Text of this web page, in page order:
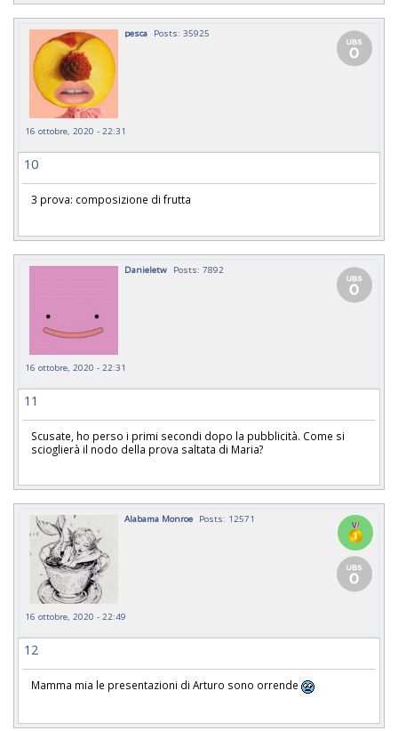
pesca Posts: 35925
16 ottobre, 2020 - 22:31
10
3 prova: composizione di frutta
Danieletw Posts: 7892
16 ottobre, 2020 - 22:31
11
Scusate, ho perso i primi secondi dopo la pubblicità. Come si
scioglierà il nodo della prova saltata di Maria?
Alabama Monroe Posts: 12571
16 ottobre, 2020 - 22:49
12
Mamma mia le presentazioni di Arturo sono orrende